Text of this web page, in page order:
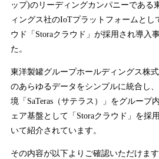
ップ)のリーディングカンパニーである
ィングス社のIoTプラットフォームとし
ウド「Storaクラウド」が採用され導入
た。
東洋製罐グループホールディングス株
のあらゆるデータをシンプルに統合し
境「SaTeras（サテラス）」をグループ
ェア基盤として「Storaクラウド」を採
いて紹介されています。
その内容が以下よりご確認いただけます